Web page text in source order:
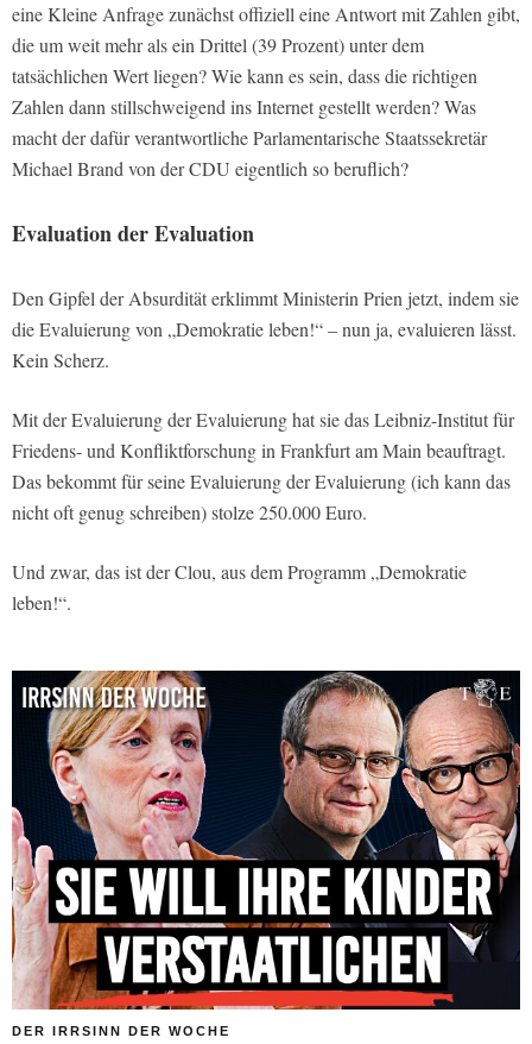
eine Kleine Anfrage zunächst offiziell eine Antwort mit Zahlen gibt,
die um weit mehr als ein Drittel (39 Prozent) unter dem
tatsächlichen Wert liegen? Wie kann es sein, dass die richtigen
Zahlen dann stillschweigend ins Internet gestellt werden? Was
macht der dafür verantwortliche Parlamentarische Staatssekretär
Michael Brand von der CDU eigentlich so beruflich?
Evaluation der Evaluation
Den Gipfel der Absurdität erklimmt Ministerin Prien jetzt, indem sie
die Evaluierung von „Demokratie leben!“ – nun ja, evaluieren lässt.
Kein Scherz.
Mit der Evaluierung der Evaluierung hat sie das Leibniz-Institut für
Friedens- und Konfliktforschung in Frankfurt am Main beauftragt.
Das bekommt für seine Evaluierung der Evaluierung (ich kann das
nicht oft genug schreiben) stolze 250.000 Euro.
Und zwar, das ist der Clou, aus dem Programm „Demokratie
leben!“.
DER IRRSINN DER WOCHE